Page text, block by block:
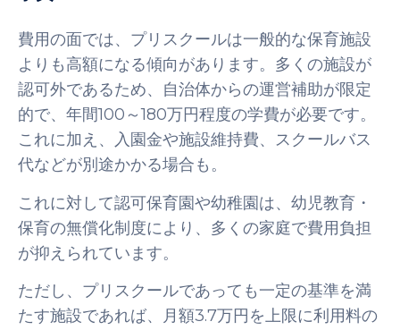
費用の面では、プリスクールは一般的な保育施設
よりも高額になる傾向があります。多くの施設が
認可外であるため、自治体からの運営補助が限定
的で、年間100～180万円程度の学費が必要です。
これに加え、入園金や施設維持費、スクールバス
代などが別途かかる場合も。
これに対して認可保育園や幼稚園は、幼児教育・
保育の無償化制度により、多くの家庭で費用負担
が抑えられています。
ただし、プリスクールであっても一定の基準を満
たす施設であれば、月額3.7万円を上限に利用料の